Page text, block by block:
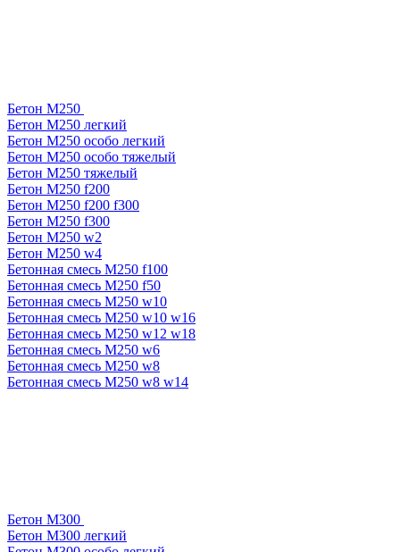
Бетон М250
Бетон М250 легкий
Бетон М250 особо легкий
Бетон М250 особо тяжелый
Бетон М250 тяжелый
Бетон М250 f200
Бетон М250 f200 f300
Бетон М250 f300
Бетон М250 w2
Бетон М250 w4
Бетонная смесь М250 f100
Бетонная смесь М250 f50
Бетонная смесь М250 w10
Бетонная смесь М250 w10 w16
Бетонная смесь М250 w12 w18
Бетонная смесь М250 w6
Бетонная смесь М250 w8
Бетонная смесь М250 w8 w14
Бетон М300
Бетон М300 легкий